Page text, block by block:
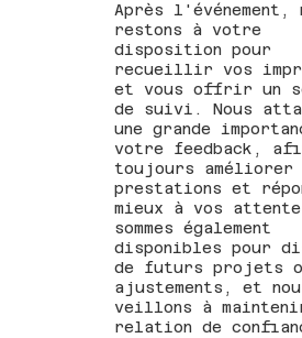
Après l'événement,
restons à votre
disposition pour
recueillir vos
et vous offrir un
de suivi. Nous
une grande
votre feedback,
toujours améliorer
prestations et
mieux à vos
sommes également
disponibles pour
de futurs projets
ajustements, et
veillons à
relation de